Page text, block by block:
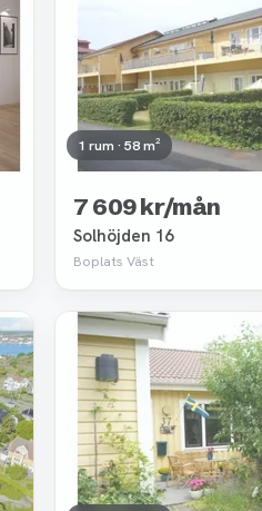
1 rum · 58 m²
7 609 kr/mån
Solhöjden 16
Boplats Väst
Borttagen